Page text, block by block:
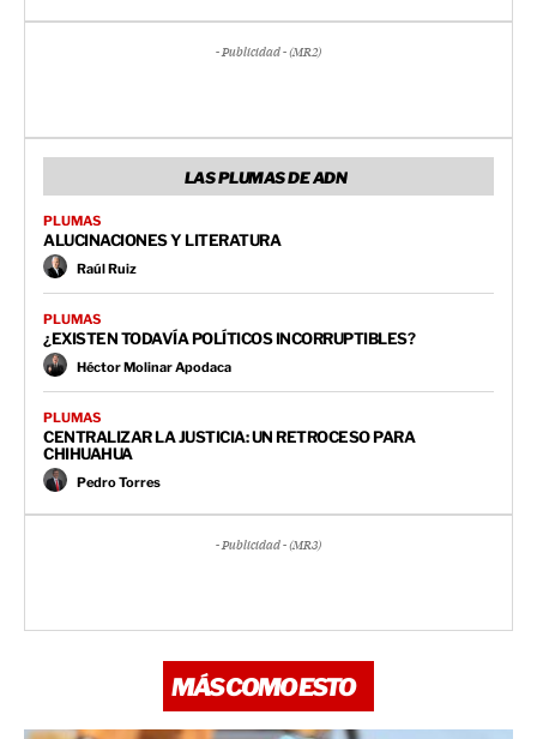
- Publicidad - (MR2)
LAS PLUMAS DE ADN
PLUMAS
ALUCINACIONES Y LITERATURA
Raúl Ruiz
PLUMAS
¿EXISTEN TODAVÍA POLÍTICOS INCORRUPTIBLES?
Héctor Molinar Apodaca
PLUMAS
CENTRALIZAR LA JUSTICIA: UN RETROCESO PARA
CHIHUAHUA
Pedro Torres
- Publicidad - (MR3)
MÁS COMO ESTO